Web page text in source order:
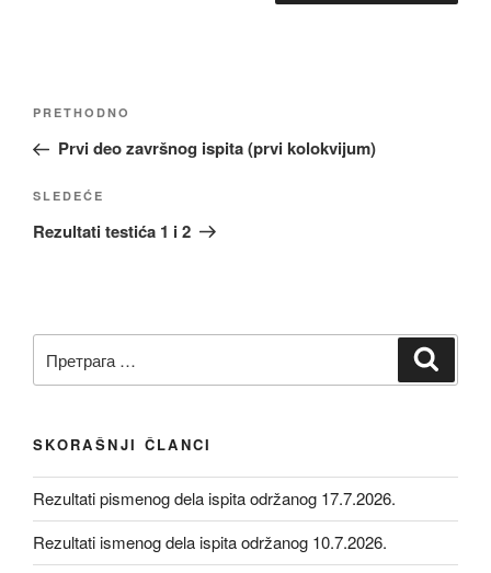
Kretanje
Prethodni
članak
PRETHODNO
Prvi deo završnog ispita (prvi kolokvijum)
Sledeći
članak
SLEDEĆE
Rezultati testića 1 i 2
за:
SKORAŠNJI ČLANCI
Rezultati pismenog dela ispita održanog 17.7.2026.
Rezultati ismenog dela ispita održanog 10.7.2026.